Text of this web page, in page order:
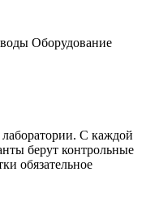
Оборудование
С каждой
берут контрольные
обязательное